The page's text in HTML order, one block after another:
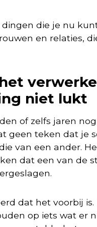
die je nu
en relaties,
niet lukt
of zelfs jaren
geen teken dat je
van een ander.
dat een van de
dat het voorbij is.
op iets wat er